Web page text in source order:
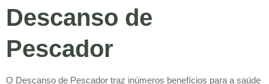
Descanso de
Pescador
O Descanso de Pescador traz inúmeros benefícios para a saúde